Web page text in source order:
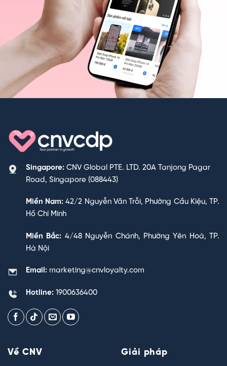
Singapore: CNV Global PTE. LTD. 20A Tanjong Pagar
Road, Singapore (088443)
Miền Nam: 42/2 Nguyễn Văn Trỗi, Phường Cầu Kiệu, TP.
Hồ Chí Minh
Miền Bắc: 4/48 Nguyễn Chánh, Phường Yên Hoà, TP.
Hà Nội
Email: marketing@cnvloyalty.com
Hotline: 1900636400
Về CNV Giải pháp